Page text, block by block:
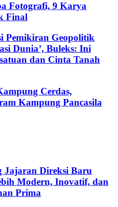
Fotografi, 9 Karya
Final
Pemikiran Geopolitik
Dunia’, Buleks: Ini
dan Cinta Tanah
Cerdas,
Kampung Pancasila
Jajaran Direksi Baru
Modern, Inovatif, dan
Prima